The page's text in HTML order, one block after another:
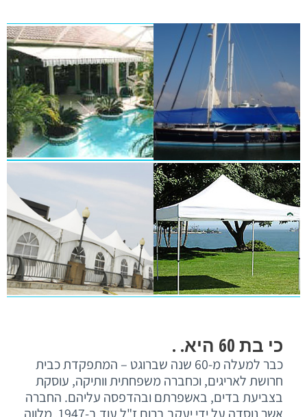
כי בת 60 היא. .
כבר למעלה מ-60 שנה שברוגט – המתפקדת כבית
חרושת לאריגים, וכחברה משפחתית וותיקה, עוסקת
בצביעת בדים, באשפרתם ובהדפסה עליהם. החברה